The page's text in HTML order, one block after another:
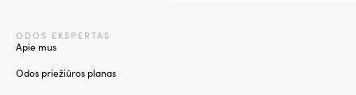
ODOS EKSPERTAS
Apie mus
Odos priežiūros planas